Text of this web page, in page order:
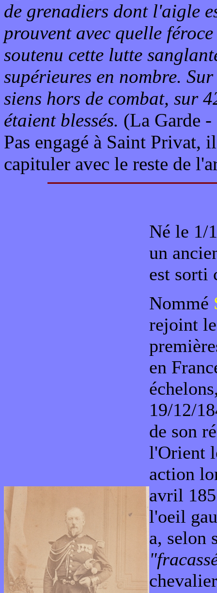
de grenadiers dont l'aigle
prouvent avec quelle
soutenu cette lutte
supérieures en nombre.
siens hors de combat, sur
étaient blessés. (La Garde
Pas engagé à Saint Privat,
capituler avec le reste de
Né le 1/
un
est sorti
Nommé
rejoint
en
19/12/
de son
l'Orient
action
avril
l'oeil
a, selon